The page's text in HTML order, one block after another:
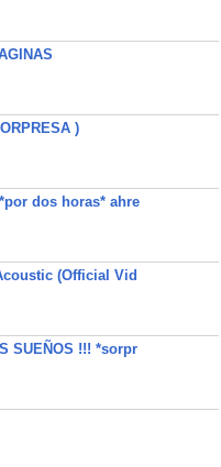
)
dos horas* ahre
(Official Vid
SUEÑOS !!! *sorpr